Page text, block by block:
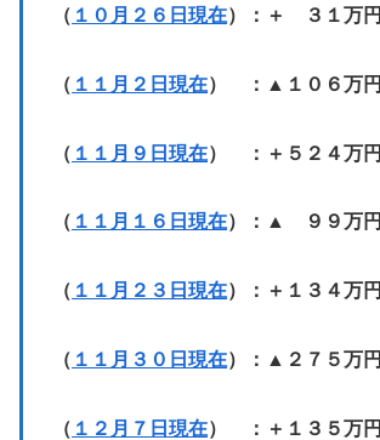
（ １０月２６日現在）：＋ ３１万円
（ １１月２日現在） ：▲１０６万円
（ １１月９日現在） ：＋５２４万円
（ １１月１６日現在）：▲ ９９万円
（ １１月２３日現在）：＋１３４万円
（ １１月３０日現在）：▲２７５万円
（ １２月７日現在） ：＋１３５万円